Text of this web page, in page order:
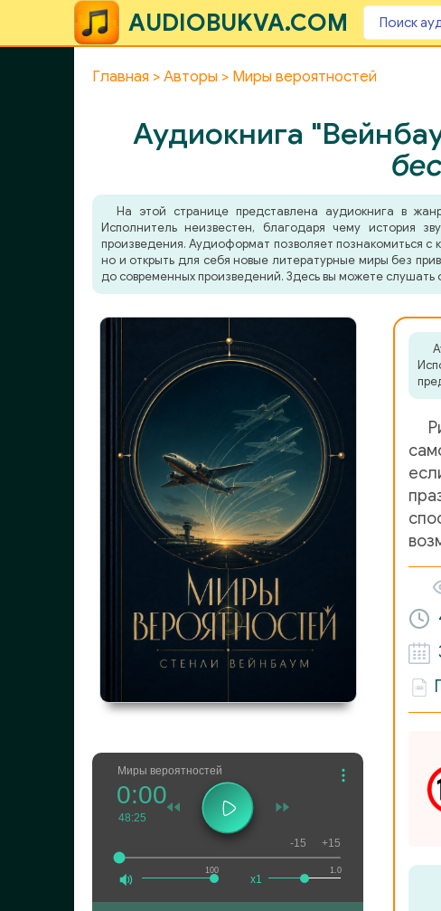
AUDIOBUKVA.COM
Главная Авторы Миры вероятностей
Аудиокнига
На этой странице представлена аудиокнига в
Исполнитель неизвестен, благодаря чему история
произведения. Аудиоформат позволяет познакомиться с
но и открыть для себя новые литературные миры без
до современных произведений. Здесь вы можете
Миры вероятностей
100
0:00
48:25
1.0
x1
-15 +15